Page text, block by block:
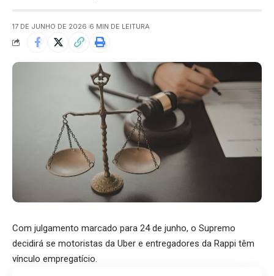
17 DE JUNHO DE 2026 6 MIN DE LEITURA
Com julgamento marcado para 24 de junho, o Supremo
decidirá se motoristas da Uber e entregadores da Rappi têm
vínculo empregatício.